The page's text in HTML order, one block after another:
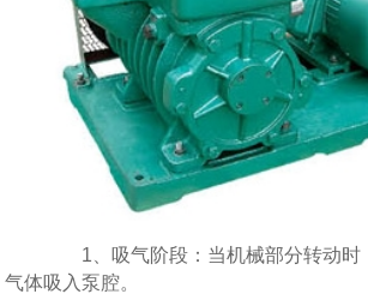
1、吸气阶段：当机械部分转动时
气体吸入泵腔。